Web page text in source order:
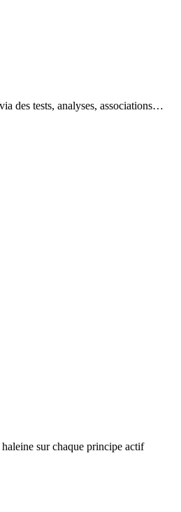
des tests, analyses, associations…
sur chaque principe actif